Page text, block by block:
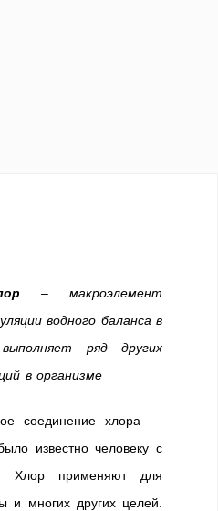
– макроэлемент
водного баланса в
ряд других
в организме
соединение хлора —
известно человеку с
Хлор применяют для
и многих других целей.